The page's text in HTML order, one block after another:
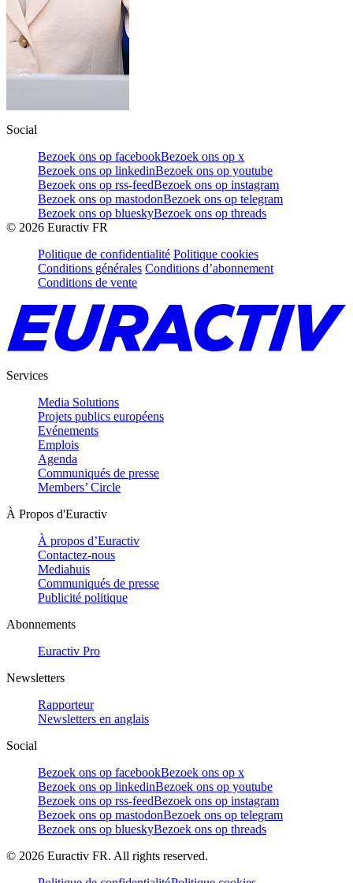
Social
Bezoek ons op facebookBezoek ons op x
Bezoek ons op linkedinBezoek ons op youtube
Bezoek ons op rss-feedBezoek ons op instagram
Bezoek ons op mastodonBezoek ons op telegram
Bezoek ons op blueskyBezoek ons op threads
© 2026 Euractiv FR
Politique de confidentialité Politique cookies
Conditions générales Conditions d’abonnement
Conditions de vente
Services
Media Solutions
Projets publics européens
Evénements
Emplois
Agenda
Communiqués de presse
Members’ Circle
À Propos d'Euractiv
À propos d’Euractiv
Contactez-nous
Mediahuis
Communiqués de presse
Publicité politique
Abonnements
Euractiv Pro
Newsletters
Rapporteur
Newsletters en anglais
Social
Bezoek ons op facebookBezoek ons op x
Bezoek ons op linkedinBezoek ons op youtube
Bezoek ons op rss-feedBezoek ons op instagram
Bezoek ons op mastodonBezoek ons op telegram
Bezoek ons op blueskyBezoek ons op threads
© 2026 Euractiv FR. All rights reserved.